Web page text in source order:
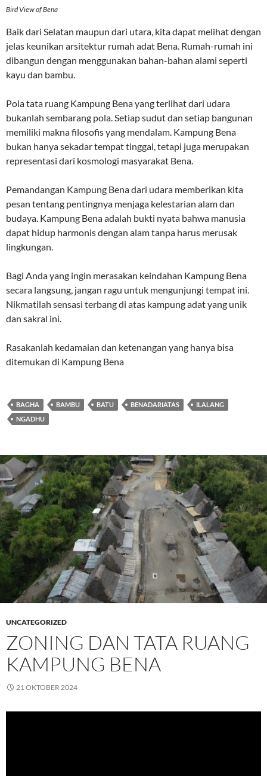
Bird View of Bena
Baik dari Selatan maupun dari utara, kita dapat melihat dengan
jelas keunikan arsitektur rumah adat Bena. Rumah-rumah ini
dibangun dengan menggunakan bahan-bahan alami seperti
kayu dan bambu.
Pola tata ruang Kampung Bena yang terlihat dari udara
bukanlah sembarang pola. Setiap sudut dan setiap bangunan
memiliki makna filosofis yang mendalam. Kampung Bena
bukan hanya sekadar tempat tinggal, tetapi juga merupakan
representasi dari kosmologi masyarakat Bena.
Pemandangan Kampung Bena dari udara memberikan kita
pesan tentang pentingnya menjaga kelestarian alam dan
budaya. Kampung Bena adalah bukti nyata bahwa manusia
dapat hidup harmonis dengan alam tanpa harus merusak
lingkungan.
Bagi Anda yang ingin merasakan keindahan Kampung Bena
secara langsung, jangan ragu untuk mengunjungi tempat ini.
Nikmatilah sensasi terbang di atas kampung adat yang unik
dan sakral ini.
Rasakanlah kedamaian dan ketenangan yang hanya bisa
ditemukan di Kampung Bena
BAGHA BAMBU BATU BENADARIATAS
ILALANG
NGADHU
UNCATEGORIZED
ZONING DAN TATA RUANG
KAMPUNG BENA
21 OKTOBER 2024